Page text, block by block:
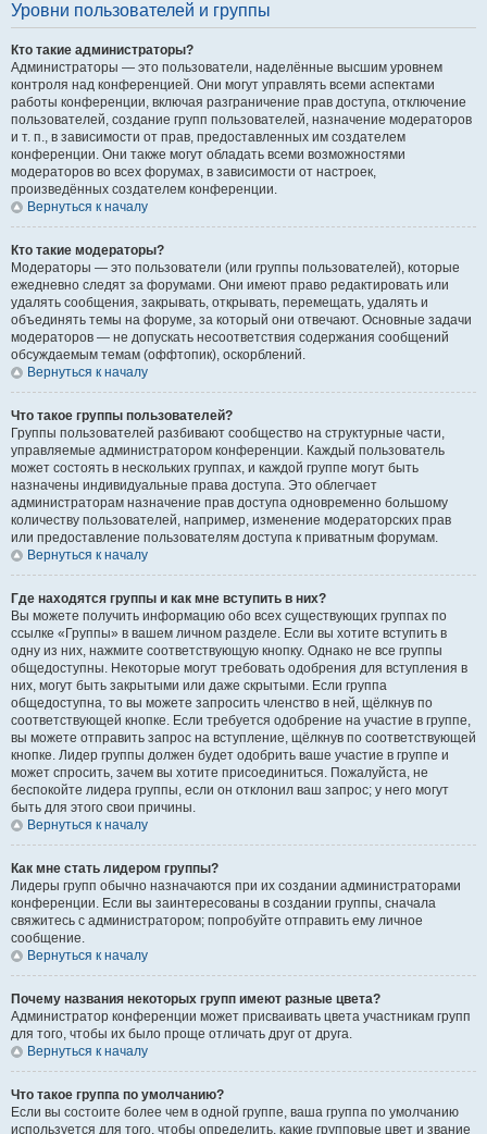
Уровни пользователей и группы
Кто такие администраторы?
Администраторы — это пользователи, наделённые высшим уровнем
контроля над конференцией. Они могут управлять всеми аспектами
работы конференции, включая разграничение прав доступа, отключение
пользователей, создание групп пользователей, назначение модераторов
и т. п., в зависимости от прав, предоставленных им создателем
конференции. Они также могут обладать всеми возможностями
модераторов во всех форумах, в зависимости от настроек,
произведённых создателем конференции.
Вернуться к началу
Кто такие модераторы?
Модераторы — это пользователи (или группы пользователей), которые
ежедневно следят за форумами. Они имеют право редактировать или
удалять сообщения, закрывать, открывать, перемещать, удалять и
объединять темы на форуме, за который они отвечают. Основные задачи
модераторов — не допускать несоответствия содержания сообщений
обсуждаемым темам (оффтопик), оскорблений.
Вернуться к началу
Что такое группы пользователей?
Группы пользователей разбивают сообщество на структурные части,
управляемые администратором конференции. Каждый пользователь
может состоять в нескольких группах, и каждой группе могут быть
назначены индивидуальные права доступа. Это облегчает
администраторам назначение прав доступа одновременно большому
количеству пользователей, например, изменение модераторских прав
или предоставление пользователям доступа к приватным форумам.
Вернуться к началу
Где находятся группы и как мне вступить в них?
Вы можете получить информацию обо всех существующих группах по
ссылке «Группы» в вашем личном разделе. Если вы хотите вступить в
одну из них, нажмите соответствующую кнопку. Однако не все группы
общедоступны. Некоторые могут требовать одобрения для вступления в
них, могут быть закрытыми или даже скрытыми. Если группа
общедоступна, то вы можете запросить членство в ней, щёлкнув по
соответствующей кнопке. Если требуется одобрение на участие в группе,
вы можете отправить запрос на вступление, щёлкнув по соответствующей
кнопке. Лидер группы должен будет одобрить ваше участие в группе и
может спросить, зачем вы хотите присоединиться. Пожалуйста, не
беспокойте лидера группы, если он отклонил ваш запрос; у него могут
быть для этого свои причины.
Вернуться к началу
Как мне стать лидером группы?
Лидеры групп обычно назначаются при их создании администраторами
конференции. Если вы заинтересованы в создании группы, сначала
свяжитесь с администратором; попробуйте отправить ему личное
сообщение.
Вернуться к началу
Почему названия некоторых групп имеют разные цвета?
Администратор конференции может присваивать цвета участникам групп
для того, чтобы их было проще отличать друг от друга.
Вернуться к началу
Что такое группа по умолчанию?
Если вы состоите более чем в одной группе, ваша группа по умолчанию
используется для того, чтобы определить, какие групповые цвет и звание